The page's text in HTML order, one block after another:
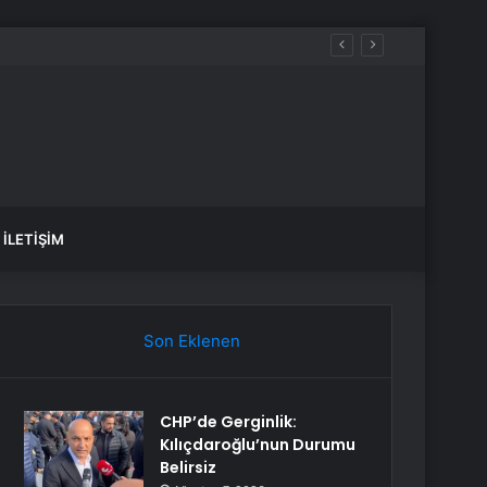
İLETIŞIM
Son Eklenen
CHP’de Gerginlik:
Kılıçdaroğlu’nun Durumu
Belirsiz